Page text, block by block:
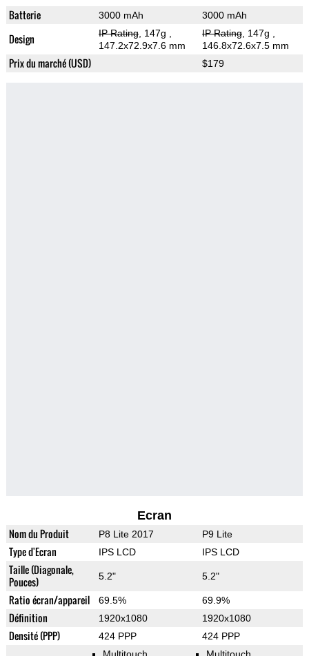
Batterie 3000 mAh 3000 mAh
Design IP Rating, 147g
147.2x72.9x7.6 mm
IP Rating, 147g
146.8x72.6x7.5 mm
Prix du marché (USD) $179
Ecran
Nom du Produit P8 Lite 2017 P9 Lite
Type d'Ecran IPS LCD IPS LCD
Taille (Diagonale,
Pouces)
5.2" 5.2"
Ratio écran/appareil 69.5% 69.9%
Définition 1920x1080 1920x1080
Densité (PPP) 424 PPP 424 PPP